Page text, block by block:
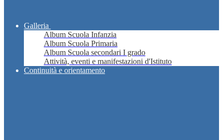
Galleria
Album Scuola Infanzia
Album Scuola Primaria
Album Scuola secondari I grado
Attività, eventi e manifestazioni d'Istituto
Continuità e orientamento